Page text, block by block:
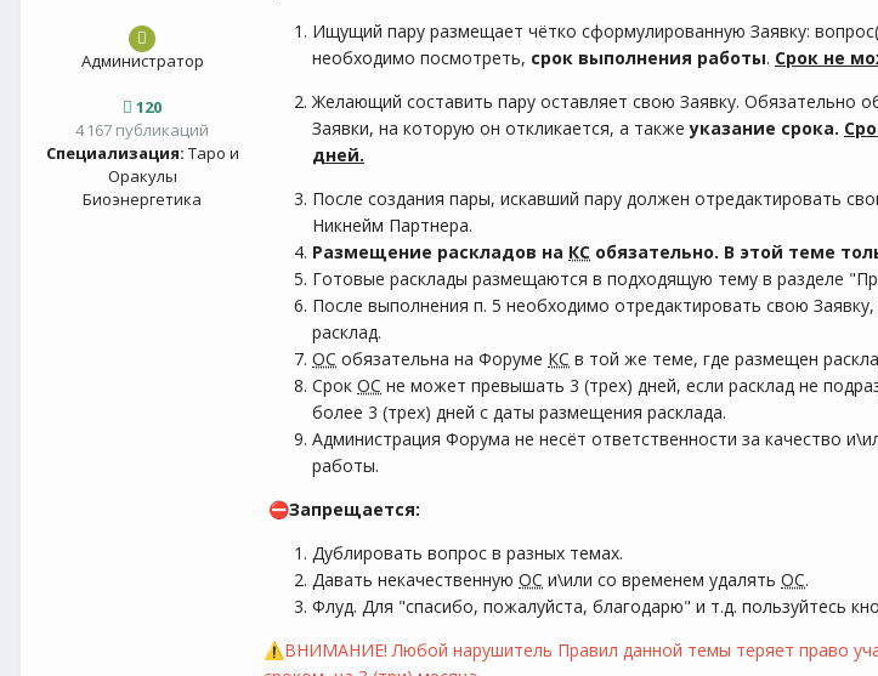
Администратор
120
4 167 публикаций
Специализация: Таро и
Оракулы
Биоэнергетика
Ищущий пару размещает чётко сформулированную Заявку:
необходимо посмотреть, срок выполнения работы. Срок не
Желающий составить пару оставляет свою Заявку. Обязательно
Заявки, на которую он откликается, а такжеуказание срока.
дней.
После создания пары, искавший пару должен отредактировать
Никнейм Партнера.
Размещение раскладов на КС обязательно. В этой теме
Готовые расклады размещаются в подходящую тему в разделе
После выполнения п. 5 необходимо отредактировать свою
расклад.
ОС обязательна на Форуме КС в той же теме, где размещен
Срок ОС не может превышать 3 (трех) дней, если расклад не
более 3 (трех) дней с даты размещения расклада.
Администрация Форума не несёт ответственности за качество
работы.
⛔Запрещается:
Дублировать вопрос в разных темах.
Давать некачественную ОС и\или со временем удалять ОС.
Флуд. Для "спасибо, пожалуйста, благодарю" и т.д. пользуйтесь
⚠️ВНИМАНИЕ! Любой нарушитель Правил данной темы теряет право